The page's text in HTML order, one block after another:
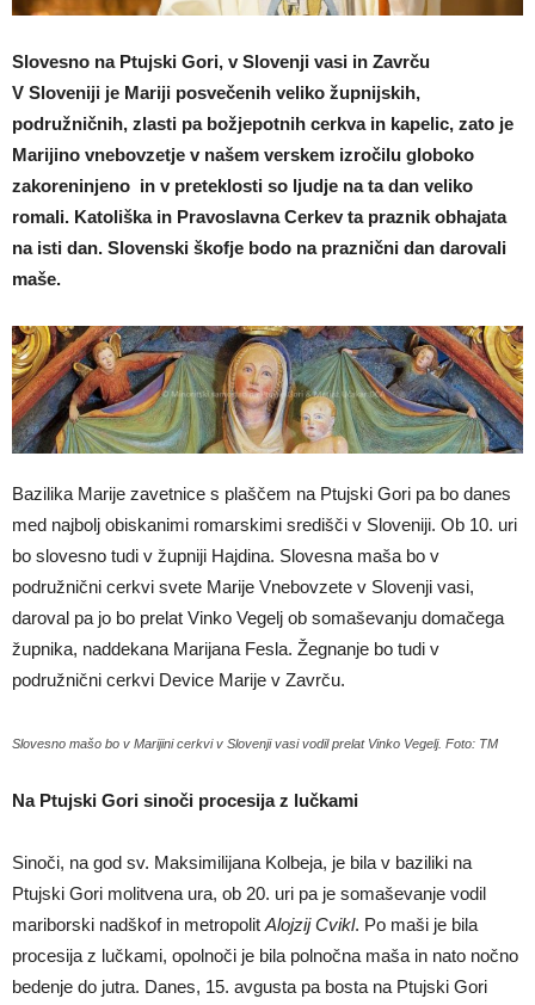
Slovesno na Ptujski Gori, v Slovenji vasi in Zavrču
V Sloveniji je Mariji posvečenih veliko župnijskih,
podružničnih, zlasti pa božjepotnih cerkva in kapelic, zato je
Marijino vnebovzetje v našem verskem izročilu globoko
zakoreninjeno in v preteklosti so ljudje na ta dan veliko
romali. Katoliška in Pravoslavna Cerkev ta praznik obhajata
na isti dan. Slovenski škofje bodo na praznični dan darovali
maše.
Bazilika Marije zavetnice s plaščem na Ptujski Gori pa bo danes
med najbolj obiskanimi romarskimi središči v Sloveniji. Ob 10. uri
bo slovesno tudi v župniji Hajdina. Slovesna maša bo v
podružnični cerkvi svete Marije Vnebovzete v Slovenji vasi,
daroval pa jo bo prelat Vinko Vegelj ob somaševanju domačega
župnika, naddekana Marijana Fesla. Žegnanje bo tudi v
podružnični cerkvi Device Marije v Zavrču.
Slovesno mašo bo v Marijini cerkvi v Slovenji vasi vodil prelat Vinko Vegelj. Foto: TM
Na Ptujski Gori sinoči procesija z lučkami
Sinoči, na god sv. Maksimilijana Kolbeja, je bila v baziliki na
Ptujski Gori molitvena ura, ob 20. uri pa je somaševanje vodil
mariborski nadškof in metropolit Alojzij Cvikl. Po maši je bila
procesija z lučkami, opolnoči je bila polnočna maša in nato nočno
bedenje do jutra. Danes, 15. avgusta pa bosta na Ptujski Gori